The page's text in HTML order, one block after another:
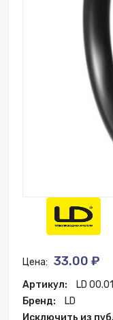
Цена: 33.00 ₽
Артикул:
LD
Бренд:
LD
Исключить из